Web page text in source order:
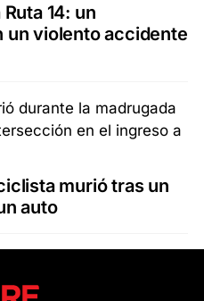
14: un
un violento accidente
murió tras un
auto